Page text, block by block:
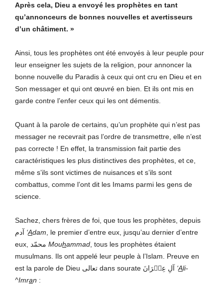
Après cela, Dieu a envoyé les prophètes en tant
qu’annonceurs de bonnes nouvelles et avertisseurs
d’un châtiment. »
Ainsi, tous les prophètes ont été envoyés à leur peuple pour
leur enseigner les sujets de la religion, pour annoncer la
bonne nouvelle du Paradis à ceux qui ont cru en Dieu et en
Son messager et qui ont œuvré en bien. Et ils ont mis en
garde contre l’enfer ceux qui les ont démentis.
Quant à la parole de certains, qu’un prophète qui n’est pas
messager ne recevrait pas l’ordre de transmettre, elle n’est
pas correcte ! En effet, la transmission fait partie des
caractéristiques les plus distinctives des prophètes, et ce,
même s’ils sont victimes de nuisances et s’ils sont
combattus, comme l’ont dit les Imams parmi les gens de
science.
Sachez, chers frères de foi, que tous les prophètes, depuis
‘Adam , le premier d’entre eux, jusqu’au dernier d’entre
Mouhammad , tous les prophètes étaient
musulmans. Ils ont appelé leur peuple à l’Islam. Preuve en
est la parole de Dieu تعالى dans sourate آلِ عِمۡرَانَ ‘Ali-
^Imran :